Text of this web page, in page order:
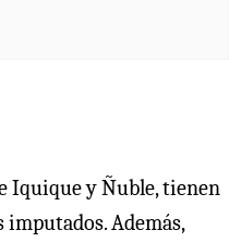
Iquique y Ñuble, tienen
imputados. Además,